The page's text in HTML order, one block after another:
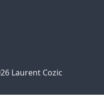
Laurent Cozic